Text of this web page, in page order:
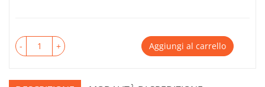
- + Aggiungi al carrello